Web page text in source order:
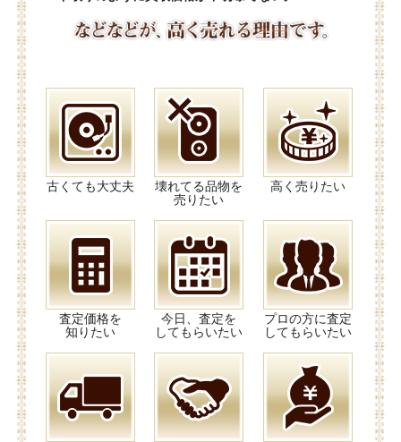
古くても大丈夫
壊れてる品物を
売りたい
高く売りたい
査定価格を
知りたい
今日、査定を
してもらいたい
プロの方に査定
してもらいたい